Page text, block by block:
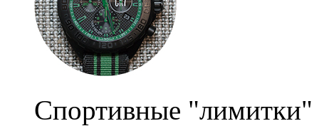
Спортивные "лимитки"